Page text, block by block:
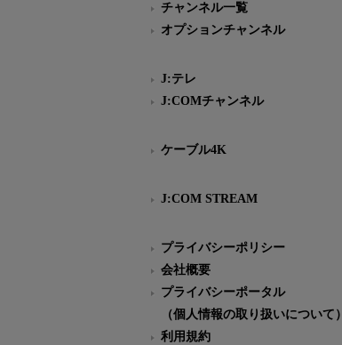
チャンネル一覧
オプションチャンネル
J:テレ
J:COMチャンネル
ケーブル4K
J:COM STREAM
プライバシーポリシー
会社概要
プライバシーポータル
（個人情報の取り扱いについて）
利用規約